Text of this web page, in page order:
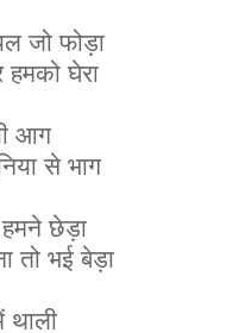
जो फोड़ा
घेरा
आग
से भाग
छेड़ा
तो भई बेड़ा
थाली